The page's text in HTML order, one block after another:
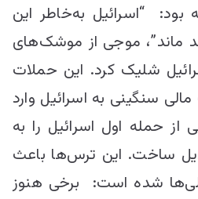
بود: “اسرائیل به‌خاطر این
ماند”، موجی از موشک‌های
شلیک کرد. این حملات
سنگینی به اسرائیل وارد
از حمله اول اسرائیل را به
ساخت. این ترس‌ها باعث
شده است: برخی هنوز